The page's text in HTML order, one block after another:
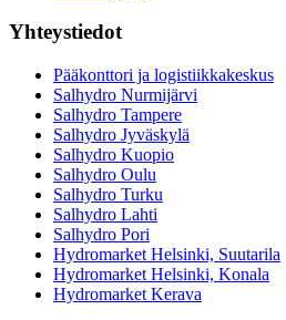
Yhteystiedot
Pääkonttori ja logistiikkakeskus
Salhydro Nurmijärvi
Salhydro Tampere
Salhydro Jyväskylä
Salhydro Kuopio
Salhydro Oulu
Salhydro Turku
Salhydro Lahti
Salhydro Pori
Hydromarket Helsinki, Suutarila
Hydromarket Helsinki, Konala
Hydromarket Kerava